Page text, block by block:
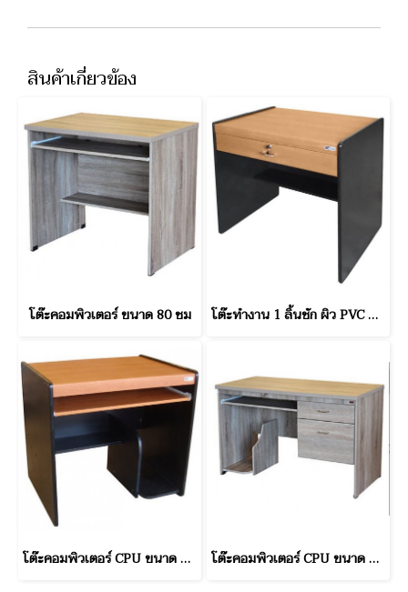
สินค้าเกี่ยวข้อง
โต๊ะคอมพิวเตอร์ ขนาด 80 ซม โต๊ะทำงาน 1 ลิ้นชัก ผิว PVC ขนาด 80 ซม.
โต๊ะคอมพิวเตอร์ CPU ขนาด 80 ซม โต๊ะคอมพิวเตอร์ CPU ขนาด 100 ซม.